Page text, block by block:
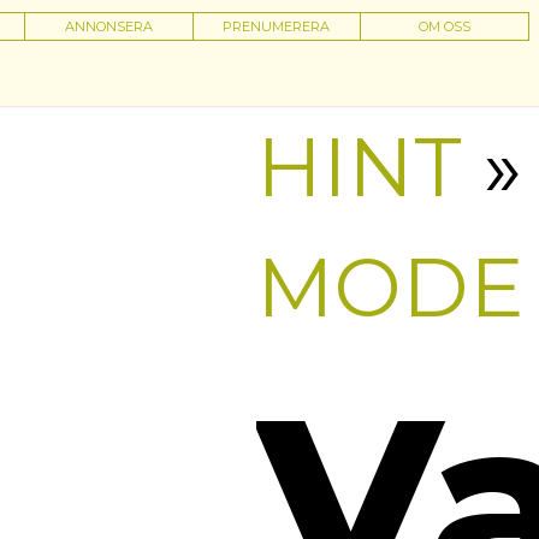
ANNONSERA PRENUMERERA OM OSS
HINT »
MODE